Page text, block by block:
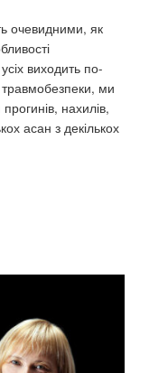
очевидними, як
виходить по-
ми
нахилів,
асан з декількох